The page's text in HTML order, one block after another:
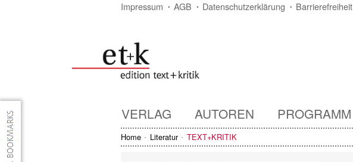
Impressum AGB Datenschutzerklärung Barrierefreiheit
VERLAG AUTOREN PROGRAMM
Home Literatur TEXT+KRITIK